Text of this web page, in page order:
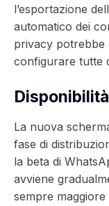
l’esportazione
automatico dei
privacy potrebbe
configurare tutte
La nuova
fase di
la beta di
avviene
sempre